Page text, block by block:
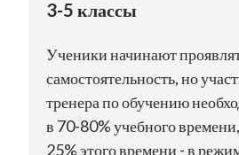
3-5 классы
Ученики начинают
самостоятельность, но
тренера по обучению
в 70-80% учебного
25% этого времени - в